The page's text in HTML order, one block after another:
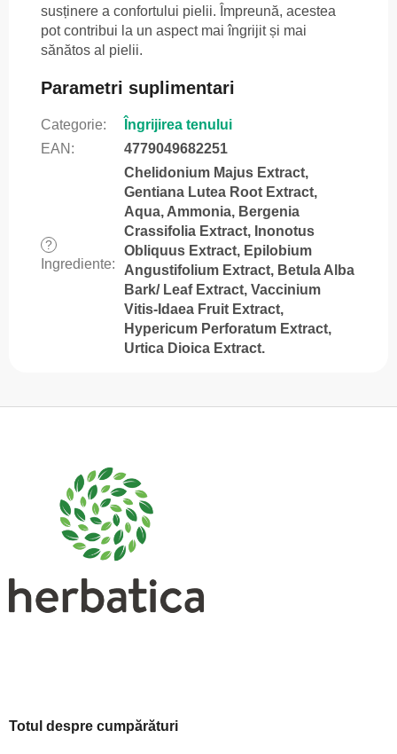
susținere a confortului pielii. Împreună, acestea
pot contribui la un aspect mai îngrijit și mai
sănătos al pielii.
Parametri suplimentari
Categorie:
Îngrijirea tenului
EAN : 4779049682251
?
Ingrediente:
Chelidonium Majus Extract,
Gentiana Lutea Root Extract,
Aqua, Ammonia, Bergenia
Crassifolia Extract, Inonotus
Obliquus Extract, Epilobium
Angustifolium Extract, Betula Alba
Bark/ Leaf Extract, Vaccinium
Vitis-Idaea Fruit Extract,
Hypericum Perforatum Extract,
Urtica Dioica Extract.
Totul despre cumpărături